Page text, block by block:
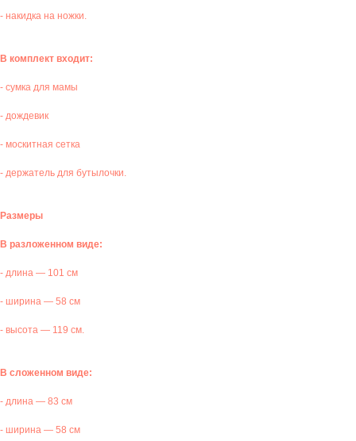
- накидка на ножки.
В комплект входит:
- сумка для мамы
- дождевик
- москитная сетка
- держатель для бутылочки.
Размеры
В разложенном виде:
- длина — 101 см
- ширина — 58 см
- высота — 119 см.
В сложенном виде:
- длина — 83 см
- ширина — 58 см